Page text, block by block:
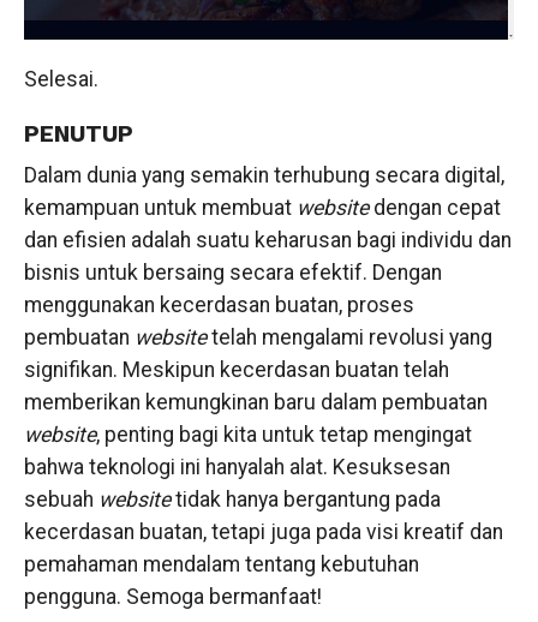
Selesai.
PENUTUP
Dalam dunia yang semakin terhubung secara digital,
kemampuan untuk membuat websitedengan cepat
dan efisien adalah suatu keharusan bagi individu dan
bisnis untuk bersaing secara efektif. Dengan
menggunakan kecerdasan buatan, proses
pembuatan websitetelah mengalami revolusi yang
signifikan. Meskipun kecerdasan buatan telah
memberikan kemungkinan baru dalam pembuatan
website, penting bagi kita untuk tetap mengingat
bahwa teknologi ini hanyalah alat. Kesuksesan
sebuah websitetidak hanya bergantung pada
kecerdasan buatan, tetapi juga pada visi kreatif dan
pemahaman mendalam tentang kebutuhan
pengguna. Semoga bermanfaat!